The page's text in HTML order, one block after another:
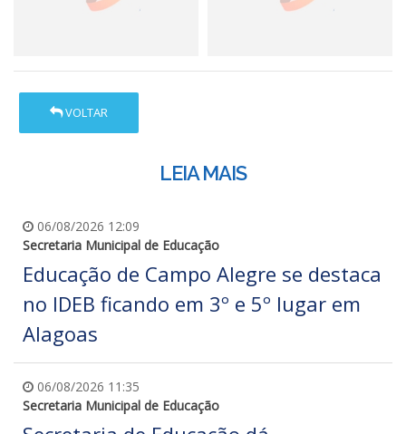
VOLTAR
LEIA MAIS
06/08/2026 12:09
Secretaria Municipal de Educação
Educação de Campo Alegre se destaca
no IDEB ficando em 3º e 5º lugar em
Alagoas
06/08/2026 11:35
Secretaria Municipal de Educação